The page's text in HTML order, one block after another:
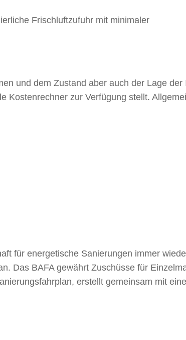
Frischluftzufuhr mit minimaler
und dem Zustand aber auch der Lage der
Kostenrechner zur Verfügung stellt.
für energetische Sanierungen immer
Das BAFA gewährt Zuschüsse für
erstellt gemeinsam mit